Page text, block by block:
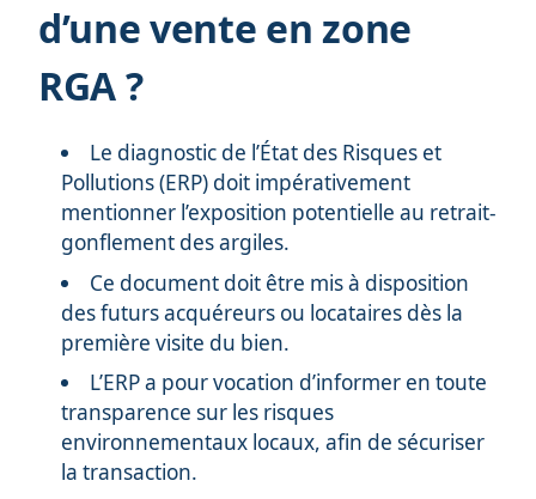
d’une vente en zone
RGA ?
Le diagnostic de l’État des Risques et
Pollutions (ERP) doit impérativement
mentionner l’exposition potentielle au retrait-
gonflement des argiles.
Ce document doit être mis à disposition
des futurs acquéreurs ou locataires dès la
première visite du bien.
L’ERP a pour vocation d’informer en toute
transparence sur les risques
environnementaux locaux, afin de sécuriser
la transaction.